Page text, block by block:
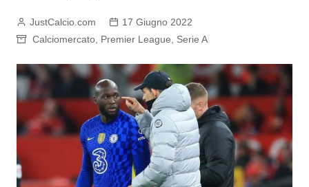
JustCalcio.com
17 Giugno 2022
Calciomercato, Premier League Serie A